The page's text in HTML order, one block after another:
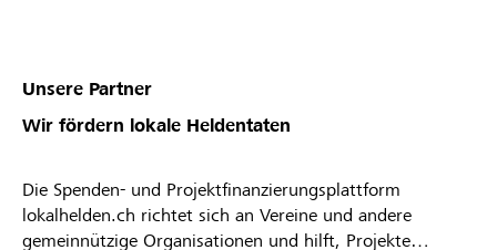
Unsere Partner
Wir fördern lokale Heldentaten
Die Spenden- und Projektfinanzierungsplattform
lokalhelden.ch richtet sich an Vereine und andere
gemeinnützige Organisationen und hilft, Projekte